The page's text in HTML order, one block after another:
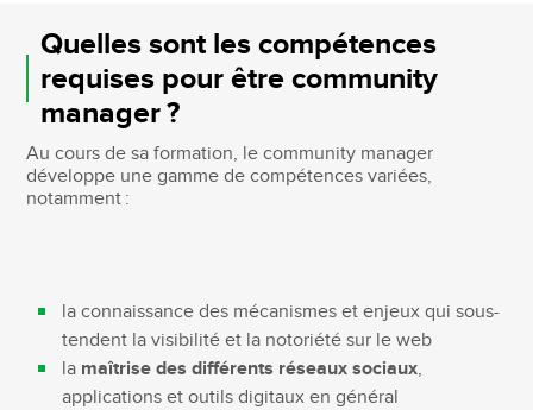
Quelles sont les compétences
requises pour être community
manager ?
Au cours de sa formation, le community manager
développe une gamme de compétences variées,
notamment :
la connaissance des mécanismes et enjeux qui sous-
tendent la visibilité et la notoriété sur le web
la maîtrise des différents réseaux sociaux,
applications et outils digitaux en général